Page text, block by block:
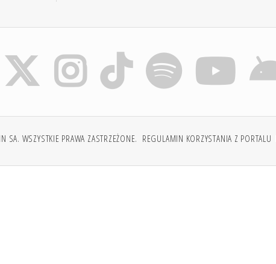
WSZYSTKIE PRAWA ZASTRZEŻONE. REGULAMIN KORZYSTANIA Z PORTALU